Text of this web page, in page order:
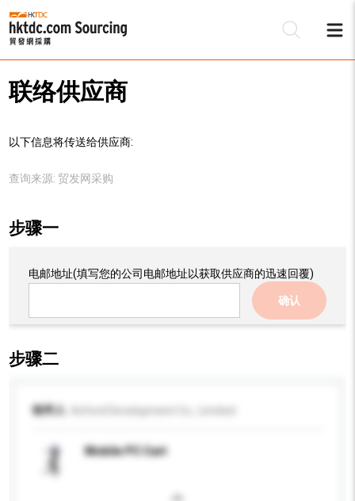
联络供应商
以下信息将传送给供应商:
查询来源: 贸发网采购
步骤一
电邮地址(填写您的公司电邮地址以获取供应商的迅速回覆)
确认
步骤二
收件人
Mobile PC Cart